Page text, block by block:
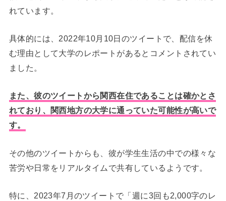
れています。
具体的には、2022年10月10日のツイートで、配信を休
む理由として大学のレポートがあるとコメントされてい
ました。
また、彼のツイートから関西在住であることは確かとさ
れており、関西地方の大学に通っていた可能性が高いで
す。
その他のツイートからも、彼が学生生活の中での様々な
苦労や日常をリアルタイムで共有しているようです。
特に、2023年7月のツイートで「週に3回も2,000字のレ